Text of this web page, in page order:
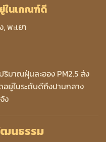
ในเกณฑ์ดี
พะเยา
มาณฝุ่นละออง PM2.5 ส่ง
ยู่ในระดับดีถึงปานกลาง
ง
นธรรม